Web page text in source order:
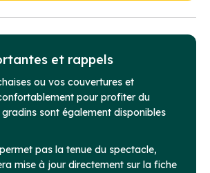
et rappels
ou vos couvertures et
pour profiter du
sont également disponibles
pas la tenue du spectacle,
mise à jour directement sur la fiche